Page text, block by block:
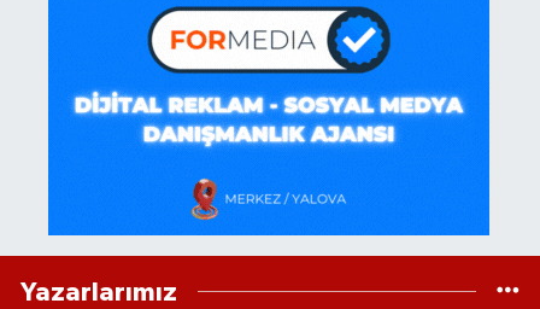
Yazarlarımız